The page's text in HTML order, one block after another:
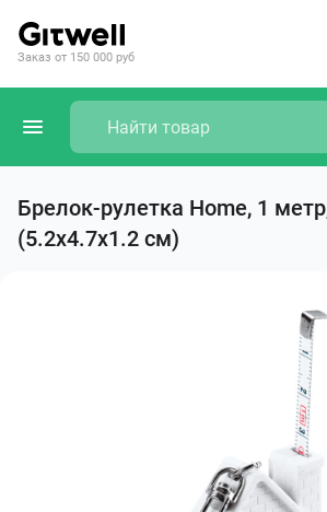
Заказ от 150 000 руб
Брелок-рулетка Home, 1
(5.2x4.7x1.2 см)